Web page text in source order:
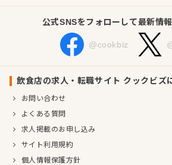
公式SNSをフォローして最新情
@cookbiz
飲食店の求人・転職サイト クックビズ
お問い合わせ
よくある質問
求人掲載のお申し込み
サイト利用規約
個人情報保護方針